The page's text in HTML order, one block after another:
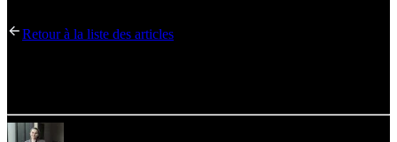
Retour à la liste des articles